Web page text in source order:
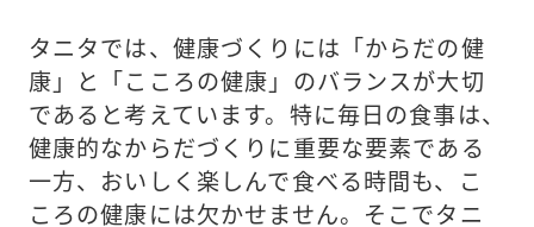
タニタでは、健康づくりには「からだの健
康」と「こころの健康」のバランスが大切
であると考えています。特に毎日の食事は、
健康的なからだづくりに重要な要素である
一方、おいしく楽しんで食べる時間も、こ
ころの健康には欠かせません。そこでタニ